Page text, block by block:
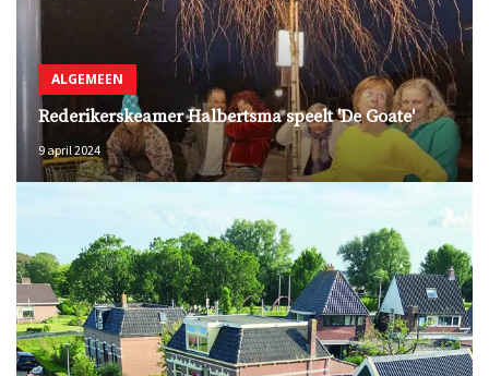
ALGEMEEN
Rederikerskeamer Halbertsma speelt 'De Goate'
9 april 2024